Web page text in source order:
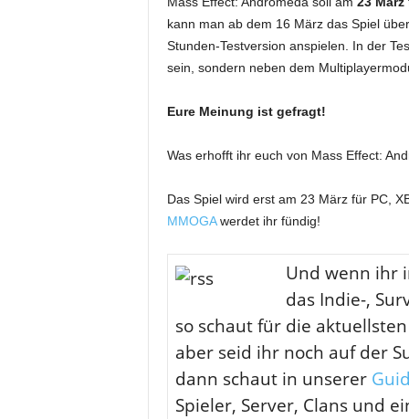
kann man ab dem 16 März das Spiel
Stunden-Testversion anspielen. In der
sein, sondern neben dem
Eure Meinung ist gefragt!
Was erhofft ihr euch von Mass Effect:
Das Spiel wird erst am 23 März für PC,
MMOGAwerdet ihr fündig!
Und wenn ihr
das Indie-,
so schaut für die
aber seid ihr noch auf der
dann schaut in unserer
Spieler, Server, Clans und